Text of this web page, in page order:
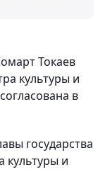
Токаев
культуры и
в
государства
культуры и